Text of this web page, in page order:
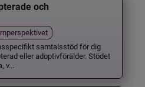
och
samtalsstöd för dig
eller adoptivförälder. Stödet
v...